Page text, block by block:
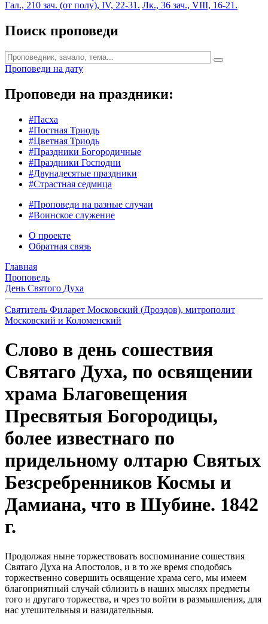
Гал., 210 зач. (от полу́), IV, 22-31. Лк., 36 зач., VIII, 16-21.
Поиск проповеди
Проповеди на дату
Проповеди на праздники:
#Пасха
#Постная Триодь
#Цветная Триодь
#Праздники Богородичные
#Праздники Господни
#Двунадесятые праздники
#Страстная седмица
#Проповеди на разные случаи
#Воинское служение
О проекте
Обратная связь
Главная
Проповедь
День Святого Духа
Святитель Филарет Московский (Дроздов), митрополит
Московский и Коломенский
Слово в день сошествия
Святаго Духа, по освящении
храма Благовещения
Пресвятыя Богородицы,
более известнаго по
придельному олтарю Святых
Безсребренников Космы и
Дамиана, что в Шубине. 1842
г.
Продолжая ныне торжествовать воспоминание сошествия
Святаго Духа на Апостолов, и в то же время сподобясь
торжественно совершить освящение храма сего, мы имеем
благоприятный случай сблизить в наших мыслях предметы
того и другаго торжества, и чрез то войти в размышления, для
нас утешительныя и назидательныя.